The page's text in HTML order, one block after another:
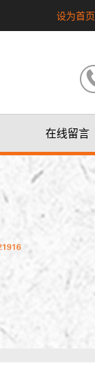
设为首页
在线留言